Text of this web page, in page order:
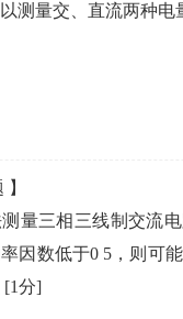
测量交、直流两种电
】
量三相三线制交流
因数低于0 5，则可
[1分]